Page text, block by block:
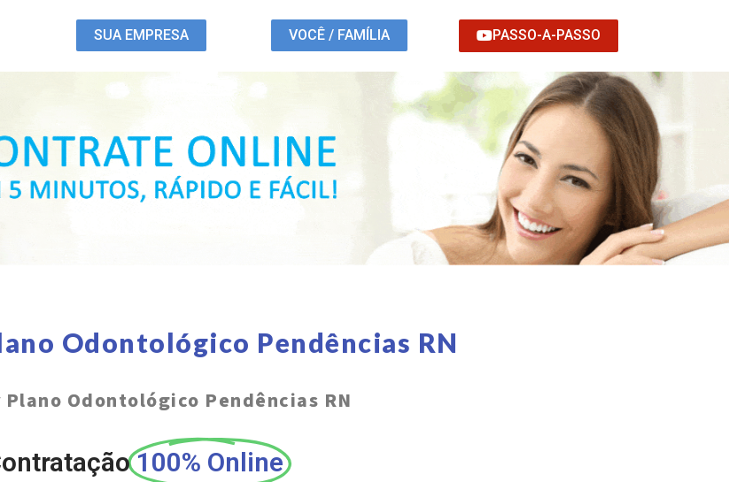
SUA EMPRESA VOCÊ / FAMÍLIA PASSO-A-PASSO
Odontológico Pendências RN
Plano Odontológico Pendências RN
100% Online